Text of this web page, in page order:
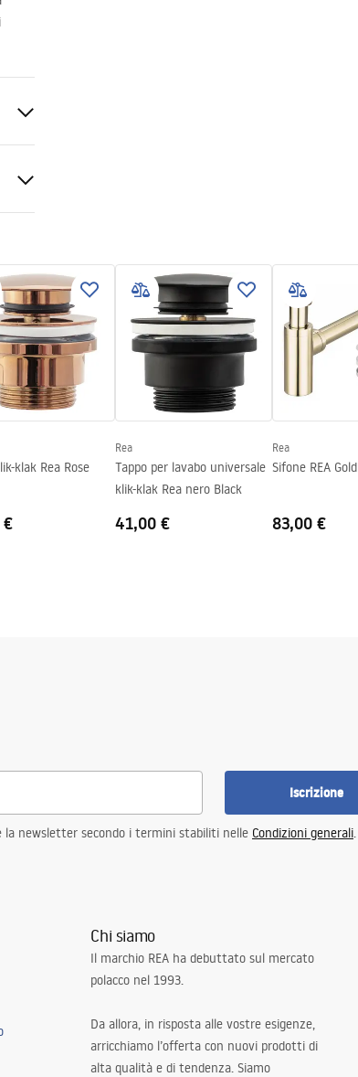
klak Rea Rose
Rea
Tappo per lavabo universale
klik-klak Rea nero Black
41,00 €
Rea
Sifone REA Gold
83,00 €
Iscrizione
la newsletter secondo i termini stabiliti nelle Condizioni generali.
Chi siamo
Il marchio REA ha debuttato sul mercato
polacco nel 1993.
Da allora, in risposta alle vostre esigenze,
arricchiamo l’offerta con nuovi prodotti di
alta qualità e di tendenza. Siamo